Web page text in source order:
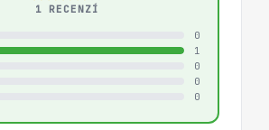
1 RECENZÍ
0
1
0
0
0